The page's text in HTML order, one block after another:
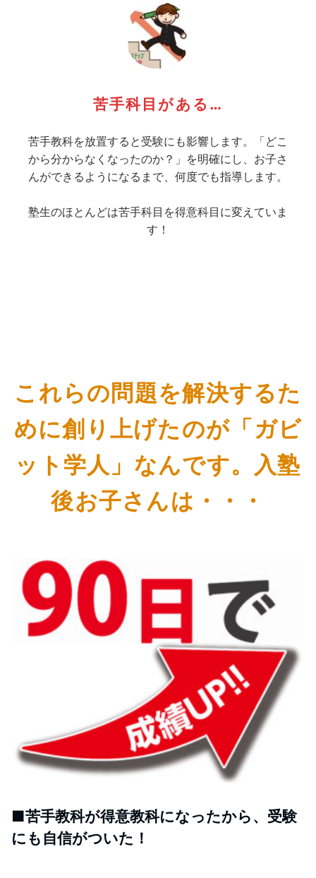
苦手科目がある…
苦手教科を放置すると受験にも影響します。「どこ
から分からなくなったのか？」を明確にし、お子さ
んができるようになるまで、何度でも指導します。
塾生のほとんどは苦手科目を得意科目に変えていま
す！
これらの問題を解決するた
めに創り上げたのが「ガビ
ット学人」なんです。入塾
後お子さんは・・・
■苦手教科が得意教科になったから、受験
にも自信がついた！